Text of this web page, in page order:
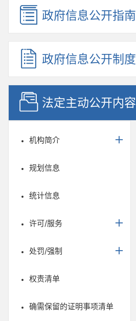
政府信息公开指南
政府信息公开制度
法定主动公开内容
机构简介
规划信息
统计信息
许可/服务
处罚/强制
权责清单
确需保留的证明事项清单